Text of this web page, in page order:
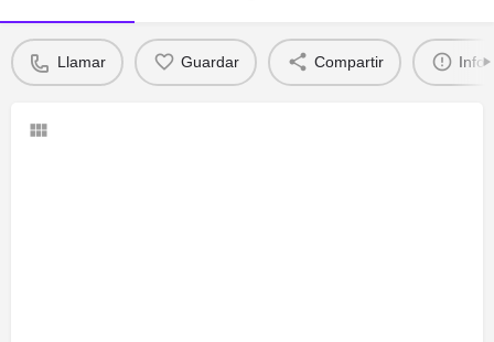
Llamar Guardar Compartir